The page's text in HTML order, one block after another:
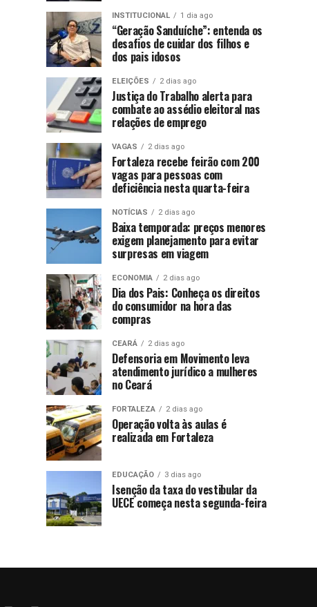
INSTITUCIONAL 1 dia ago
“Geração Sanduíche”: entenda os
desafios de cuidar dos filhos e
dos pais idosos
ELEIÇÕES 2 dias ago
Justiça do Trabalho alerta para
combate ao assédio eleitoral nas
relações de emprego
VAGAS 2 dias ago
Fortaleza recebe feirão com 200
vagas para pessoas com
deficiência nesta quarta-feira
NOTÍCIAS 2 dias ago
Baixa temporada: preços menores
exigem planejamento para evitar
surpresas em viagem
ECONOMIA 2 dias ago
Dia dos Pais: Conheça os direitos
do consumidor na hora das
compras
CEARÁ 2 dias ago
Defensoria em Movimento leva
atendimento jurídico a mulheres
no Ceará
FORTALEZA 2 dias ago
Operação volta às aulas é
realizada em Fortaleza
EDUCAÇÃO 3 dias ago
Isenção da taxa do vestibular da
UECE começa nesta segunda-feira